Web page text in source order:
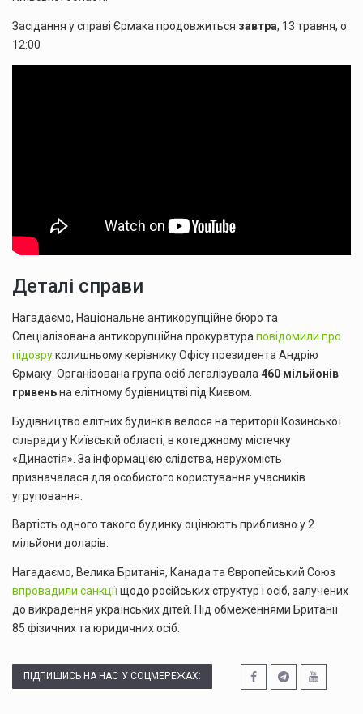
Засідання у справі Єрмака продовжиться завтра, 13 травня, о
12:00
Деталі справи
Нагадаємо, Національне антикорупційне бюро та
Спеціалізована антикорупційна прокуратура повідомили про
підозруколишньому керівнику Офісу президента Андрію
Єрмаку. Організована група осіб легалізувала 460 мільйонів
гривеньна елітному будівництві під Києвом.
Будівництво елітних будинків велося на території Козинської
сільради у Київській області, в котеджному містечку
«Династія». За інформацією слідства, нерухомість
призначалася для особистого користування учасників
угруповання.
Вартість одного такого будинку оцінюють приблизно у 2
мільйони доларів.
Нагадаємо, Велика Британія, Канада та Європейський Союз
впровадили санкціїщодо російських структур і осіб, залучених
до викрадення українських дітей. Під обмеженнями Британії
85 фізичних та юридичних осіб.
ПІДПИШИСЬ НА НАС У СОЦМЕРЕЖАХ: